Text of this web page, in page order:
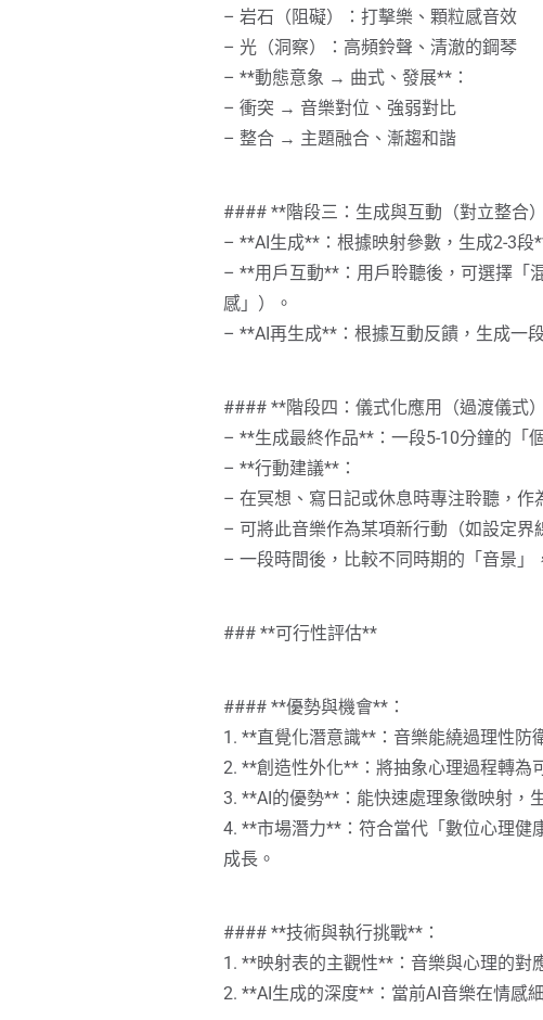
#### **4. 儀式化行動：創造「過渡儀式
– **方法**：
– 根據洞察設計一個小行動，象徵舊模
– 例如：若整合了「過度討好他人」的
– 用實體物件強化象徵（如攜帶一顆代
### **關鍵心態提醒**
– **不評判**：潛意識素材無好壞，皆
– **耐心**：整合是螺旋式進程，非線性
– **必要時求助**：若觸及深層創傷，
這套方法如同為心靈打造一間「內在工
自我。榮格曾言：「**你所抗拒的，不
為盟友而非對手。
– 岩石（阻礙）：打擊樂、顆粒感音效
– 光（洞察）：高頻鈴聲、清澈的鋼琴
– **動態意象 → 曲式、發展**：
– 衝突 → 音樂對位、強弱對比
– 整合 → 主題融合、漸趨和諧
#### **階段三：生成與互動（對立整合
– **AI生成**：根據映射參數，生成2-3
– **用戶互動**：用戶聆聽後，可選擇「
感」）。
– **AI再生成**：根據互動反饋，生成一
#### **階段四：儀式化應用（過渡儀式
– **生成最終作品**：一段5-10分鐘的「
– **行動建議**：
– 在冥想、寫日記或休息時專注聆聽，作
– 可將此音樂作為某項新行動（如設定界
– 一段時間後，比較不同時期的「音景」
### **可行性評估**
#### **優勢與機會**：
1. **直覺化潛意識**：音樂能繞過理性防
2. **創造性外化**：將抽象心理過程轉為
3. **AI的優勢**：能快速處理象徵映射，
4. **市場潛力**：符合當代「數位心理健
成長。
#### **技術與執行挑戰**：
1. **映射表的主觀性**：音樂與心理的對
2. **AI生成的深度**：當前AI音樂在情感